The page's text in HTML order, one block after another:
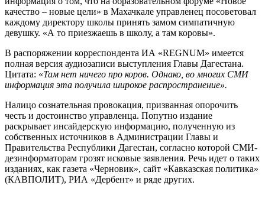
качество – новые цели» в Махачкале управленец посоветовал
каждому директору школы принять замом симпатичную
девушку. «А то приезжаешь в школу, а там коровы».
В распоряжении корреспондента ИА «REGNUM» имеется
полная версия аудиозаписи выступления Главы Дагестана.
Цитата: «Там нет ничего про коров. Однако, во многих СМИ
информация эта получила широкое распространение».
Налицо сознательная провокация, призванная опорочить
честь и достоинство управленца. Попутно издание
раскрывает инсайдерскую информацию, полученную из
собственных источников в Администрации Главы и
Правительства Республики Дагестан, согласно которой СМИ-
дезинформаторам грозят исковые заявления. Речь идет о таких
изданиях, как газета «Черновик», сайт «Кавказская политика»
(КАВПОЛИТ), РИА «Дербент» и ряде других.